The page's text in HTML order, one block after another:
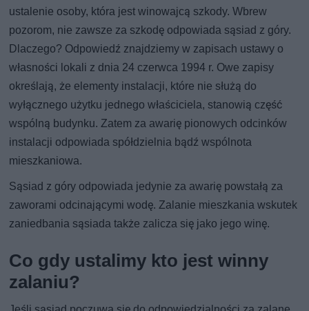
ustalenie osoby, która jest winowajcą szkody. Wbrew
pozorom, nie zawsze za szkodę odpowiada sąsiad z góry.
Dlaczego? Odpowiedź znajdziemy w zapisach ustawy o
własności lokali z dnia 24 czerwca 1994 r. Owe zapisy
określają, że elementy instalacji, które nie służą do
wyłącznego użytku jednego właściciela, stanowią część
wspólną budynku. Zatem za awarię pionowych odcinków
instalacji odpowiada spółdzielnia bądź wspólnota
mieszkaniowa.
Sąsiad z góry odpowiada jedynie za awarię powstałą za
zaworami odcinającymi wodę. Zalanie mieszkania wskutek
zaniedbania sąsiada także zalicza się jako jego winę.
Co gdy ustalimy kto jest winny
zalaniu?